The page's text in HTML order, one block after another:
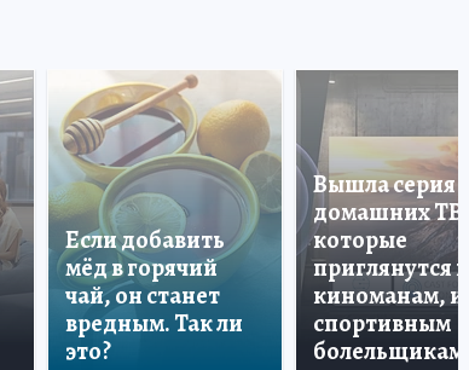
Если добавить
мёд в горячий
чай, он станет
вредным. Так ли
это?
Вышла серия
домашних ТВ,
которые
приглянутся и
киноманам, и
спортивным
болельщикам